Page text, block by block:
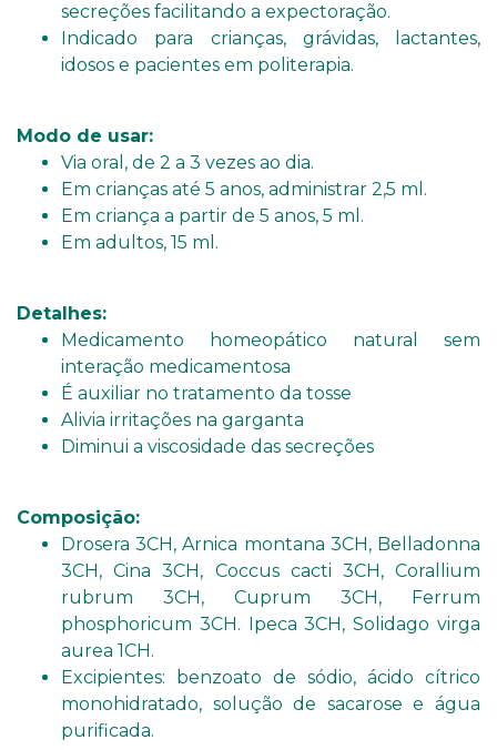
secreções facilitando a expectoração.
Indicado para crianças, grávidas, lactantes,
idosos e pacientes em politerapia.
Modo de usar:
Via oral, de 2 a 3 vezes ao dia.
Em crianças até 5 anos, administrar 2,5 ml.
Em criança a partir de 5 anos, 5 ml.
Em adultos, 15 ml.
Detalhes:
Medicamento homeopático natural sem
interação medicamentosa
É auxiliar no tratamento da tosse
Alivia irritações na garganta
Diminui a viscosidade das secreções
Composição:
Drosera 3CH, Arnica montana 3CH, Belladonna
3CH, Cina 3CH, Coccus cacti 3CH, Corallium
rubrum 3CH, Cuprum 3CH, Ferrum
phosphoricum 3CH. Ipeca 3CH, Solidago virga
aurea 1CH.
Excipientes: benzoato de sódio, ácido cítrico
monohidratado, solução de sacarose e água
purificada.